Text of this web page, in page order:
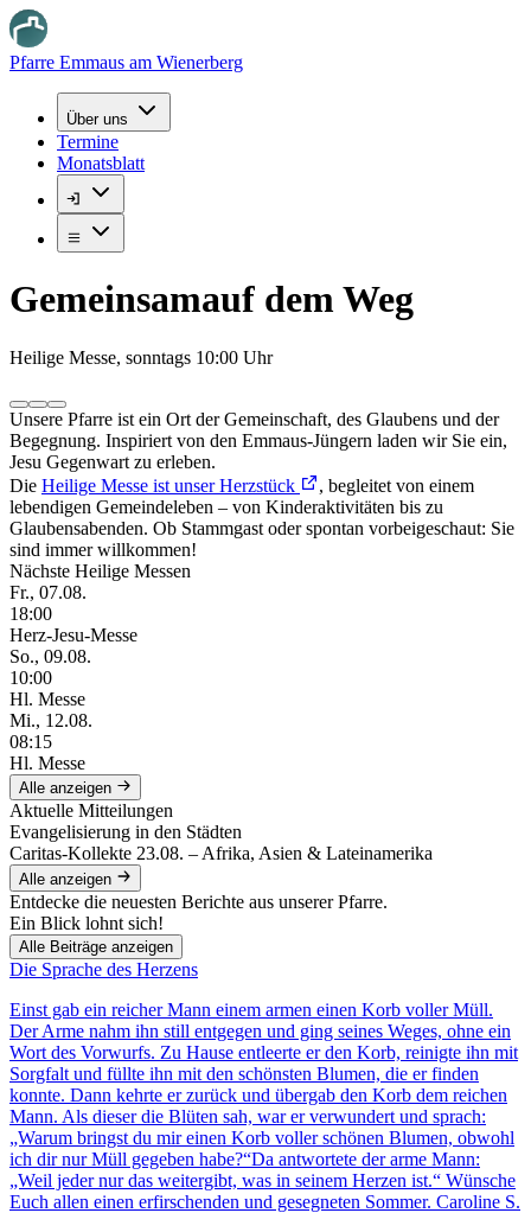
Pfarre Emmaus am Wienerberg
Über uns
Termine
Monatsblatt
Gemeinsamauf dem Weg
Heilige Messe, sonntags 10:00 Uhr
Unsere Pfarre ist ein Ort der Gemeinschaft, des Glaubens und der
Begegnung. Inspiriert von den Emmaus-Jüngern laden wir Sie ein,
Jesu Gegenwart zu erleben.
Die Heilige Messe ist unser Herzstück
, begleitet von einem
lebendigen Gemeindeleben – von Kinderaktivitäten bis zu
Glaubensabenden. Ob Stammgast oder spontan vorbeigeschaut: Sie
sind immer willkommen!
Nächste Heilige Messen
Fr., 07.08.
18:00
Herz-Jesu-Messe
So., 09.08.
10:00
Hl. Messe
Mi., 12.08.
08:15
Hl. Messe
Alle anzeigen
Aktuelle Mitteilungen
Evangelisierung in den Städten
Caritas-Kollekte 23.08. – Afrika, Asien & Lateinamerika
Alle anzeigen
Entdecke die neuesten Berichte aus unserer Pfarre.
Ein Blick lohnt sich!
Alle Beiträge anzeigen
Die Sprache des Herzens
Einst gab ein reicher Mann einem armen einen Korb voller Müll.
Der Arme nahm ihn still entgegen und ging seines Weges, ohne ein
Wort des Vorwurfs. Zu Hause entleerte er den Korb, reinigte ihn mit
Sorgfalt und füllte ihn mit den schönsten Blumen, die er finden
konnte. Dann kehrte er zurück und übergab den Korb dem reichen
Mann. Als dieser die Blüten sah, war er verwundert und sprach:
„Warum bringst du mir einen Korb voller schönen Blumen, obwohl
ich dir nur Müll gegeben habe?“Da antwortete der arme Mann:
„Weil jeder nur das weitergibt, was in seinem Herzen ist.“ Wünsche
Euch allen einen erfirschenden und gesegneten Sommer. Caroline S.